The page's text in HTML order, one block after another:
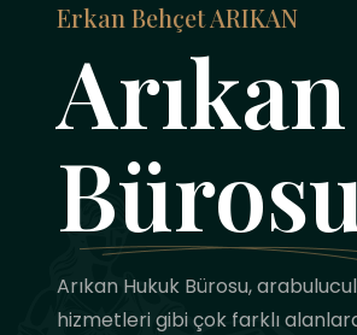
Erkan Behçet ARIKAN
Arıkan Hukuk Bürosu,
hizmetleri gibi çok farklı